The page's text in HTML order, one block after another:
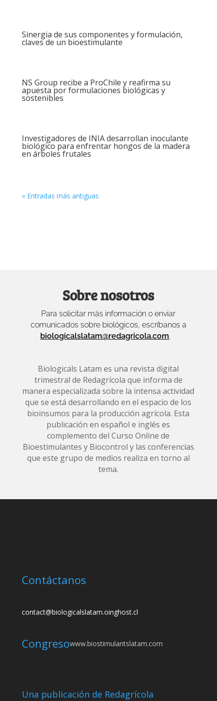
Sinergia de sus componentes y formulación,
claves de un bioestimulante
NS Group recibe a ProChile y reafirma su
apuesta por formulaciones biológicas y
sostenibles
Investigadores de INIA desarrollan inoculante
biológico para enfrentar hongos de la madera
en árboles frutales
« Entradas más antiguas
Sobre nosotros
Para solicitar más información o enviar
comunicados sobre biológicos, escríbanos a
biologicalslatam@redagricola.com.
Biologicals Latam es una revista digital
trimestral de Redagrícola que informa de
manera especializada sobre la intensa actividad
que se está desarrollando en el espacio de los
bioinsumos para la producción agrícola. Esta
publicación en español e inglés es
complemento del Curso Online de
Bioestimulantes y Biocontrol y las conferencias
que este grupo de medios realiza en torno al
tema.
Contáctanos
contact@biologicalslatam.oinghost.cl
Congresowww.biostimulantslatam.com
Una publicación de Redagrícola